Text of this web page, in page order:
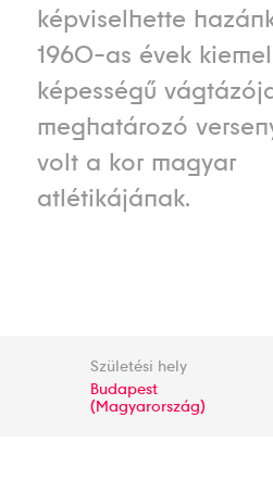
képviselhette
1960-as évek
képességű
meghatározó
volt a kor magyar
atlétikájának.
Születési hely
Budapest
(Magyarország)